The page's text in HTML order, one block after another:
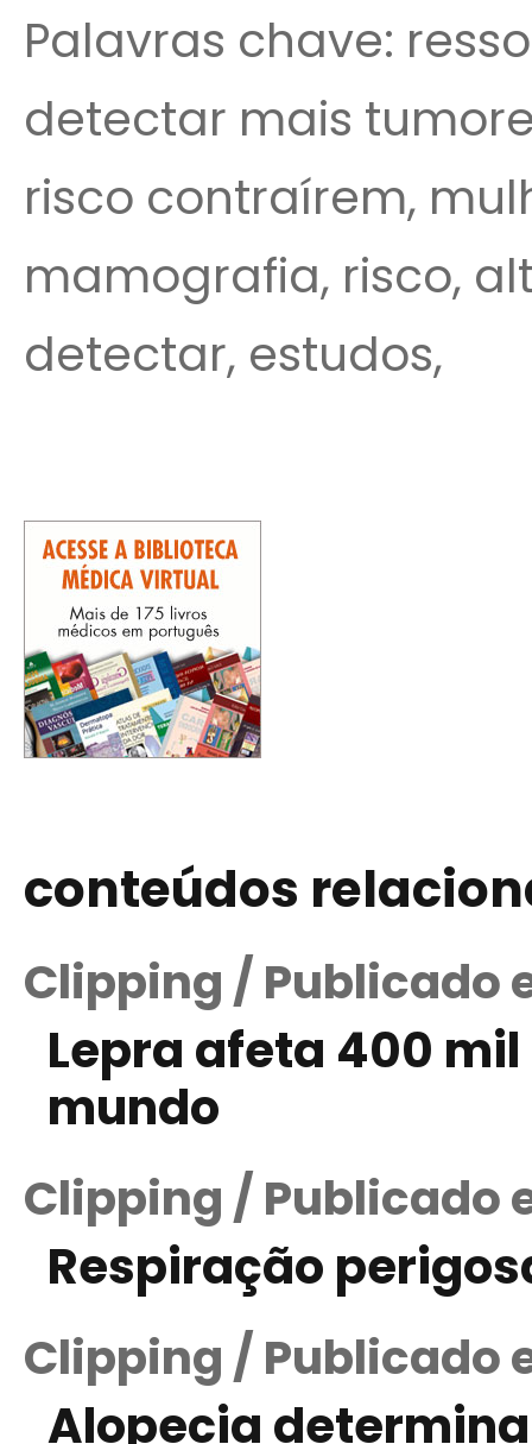
Palavras chave:
detectar mais
risco contraírem,
mamografia, risco,
detectar, estudos,
conteúdos
Clipping / Publicado
Lepra afeta 400
mundo
Clipping / Publicado
Respiração
Clipping / Publicado
Alopecia